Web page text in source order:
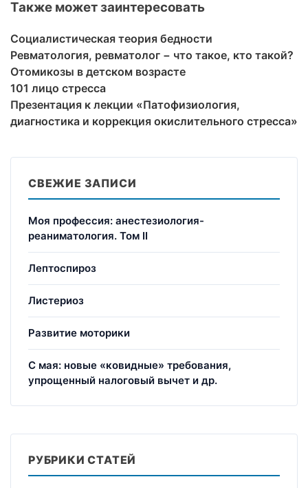
Также может заинтересовать
Социалистическая теория бедности
Ревматология, ревматолог − что такое, кто такой?
Отомикозы в детском возрасте
101 лицо стресса
Презентация к лекции «Патофизиология,
диагностика и коррекция окислительного стресса»
СВЕЖИЕ ЗАПИСИ
Моя профессия: анестезиология-
реаниматология. Том II
Лептоспироз
Листериоз
Развитие моторики
С мая: новые «ковидные» требования,
упрощенный налоговый вычет и др.
РУБРИКИ СТАТЕЙ